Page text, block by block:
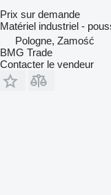
Prix sur demande
Matériel industriel -
Pologne, Zamość
BMG Trade
Contacter le vendeur